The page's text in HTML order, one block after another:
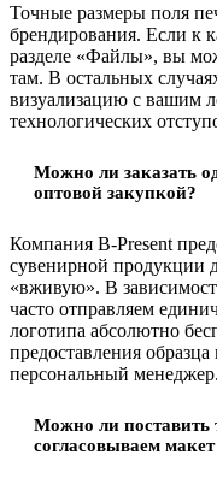
Точные размеры поля
брендирования. Если к
разделе «Файлы», вы
там. В остальных
визуализацию с вашим
технологических
Можно ли заказать
оптовой закупкой?
Компания B-Present
сувенирной продукции
«вживую». В
часто отправляем
логотипа абсолютно
предоставления
персональный менеджер.
Можно ли поставить
согласовываем